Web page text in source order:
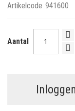
Artikelcode 941600
Aantal
Inloggen